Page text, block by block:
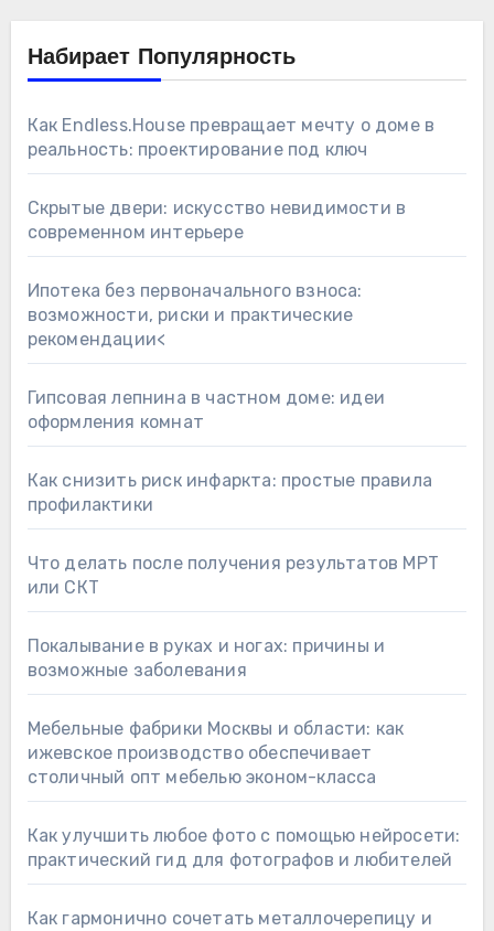
Набирает Популярность
Как Endless.House превращает мечту о доме в
реальность: проектирование под ключ
Скрытые двери: искусство невидимости в
современном интерьере
Ипотека без первоначального взноса:
возможности, риски и практические
рекомендации<
Гипсовая лепнина в частном доме: идеи
оформления комнат
Как снизить риск инфаркта: простые правила
профилактики
Что делать после получения результатов МРТ
или СКТ
Покалывание в руках и ногах: причины и
возможные заболевания
Мебельные фабрики Москвы и области: как
ижевское производство обеспечивает
столичный опт мебелью эконом-класса
Как улучшить любое фото с помощью нейросети:
практический гид для фотографов и любителей
Как гармонично сочетать металлочерепицу и